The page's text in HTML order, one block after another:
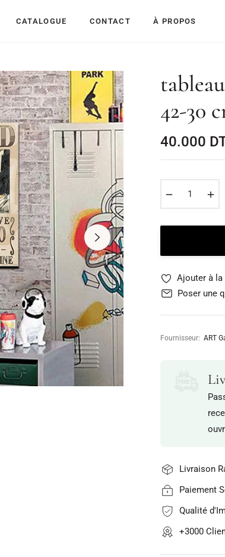
CATALOGUE CONTACT À PROPOS
42-30
40.000
Ajouter à
Poser une
Fournisseur: ART
Livraison
Paiement
Qualité
+3000